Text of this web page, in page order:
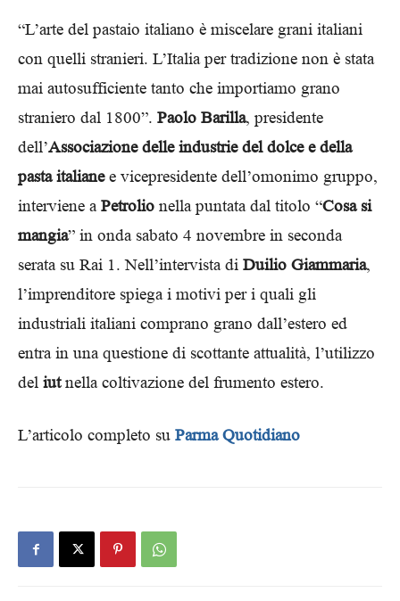
“L’arte del pastaio italiano è miscelare grani italiani
con quelli stranieri. L’Italia per tradizione non è stata
mai autosufficiente tanto che importiamo grano
straniero dal 1800”. Paolo Barilla, presidente
dell’Associazione delle industrie del dolce e della
pasta italianee vicepresidente dell’omonimo gruppo,
interviene aPetrolio nella puntata dal titolo “Cosa si
mangia” in onda sabato 4 novembre in seconda
serata su Rai 1. Nell’intervista di Duilio Giammaria,
l’imprenditore spiega i motivi per i quali gli
industriali italiani comprano grano dall’estero ed
entra in una questione di scottante attualità, l’utilizzo
del iutnella coltivazione del frumento estero.
L’articolo completo su Parma Quotidiano